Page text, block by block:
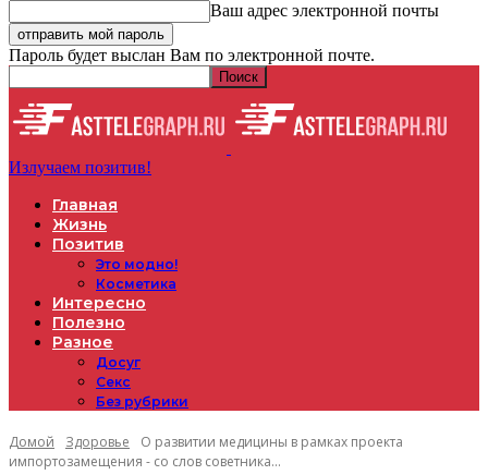
Ваш адрес электронной почты
Пароль будет выслан Вам по электронной почте.
Излучаем позитив!
Главная
Жизнь
Позитив
Это модно!
Косметика
Интересно
Полезно
Разное
Досуг
Секс
Без рубрики
Домой Здоровье
О развитии медицины в рамках проекта
импортозамещения - со слов советника...